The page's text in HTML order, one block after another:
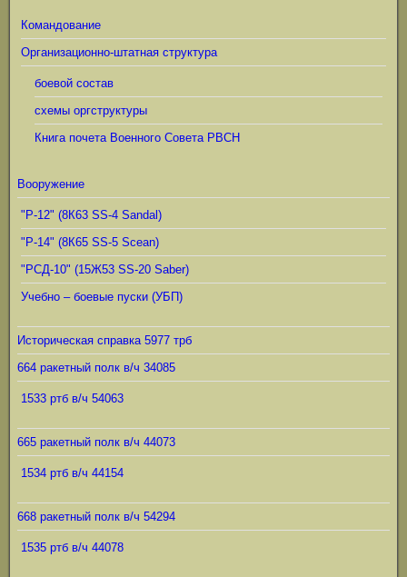
Командование
Организационно-штатная структура
боевой состав
схемы оргструктуры
Книга почета Военного Совета РВСН
Вооружение
"Р-12" (8К63 SS-4 Sandal)
"Р-14" (8К65 SS-5 Scean)
"РСД-10" (15Ж53 SS-20 Saber)
Учебно – боевые пуски (УБП)
Историческая справка 5977 трб
664 ракетный полк в/ч 34085
1533 ртб в/ч 54063
665 ракетный полк в/ч 44073
1534 ртб в/ч 44154
668 ракетный полк в/ч 54294
1535 ртб в/ч 44078